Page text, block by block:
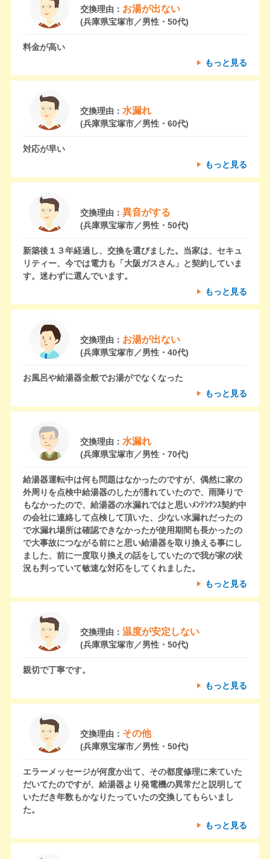
交換理由： お湯が出ない
(兵庫県宝塚市／男性・50代)
料金が高い
もっと見る
交換理由： 水漏れ
(兵庫県宝塚市／男性・60代)
対応が早い
もっと見る
交換理由： 異音がする
(兵庫県宝塚市／男性・50代)
新築後１３年経過し、交換を選びました。当家は、セキュ
リティー、今では電力も「大阪ガスさん」と契約していま
す。迷わずに選んでいます。
もっと見る
交換理由： お湯が出ない
(兵庫県宝塚市／男性・40代)
お風呂や給湯器全般でお湯がでなくなった
もっと見る
交換理由： 水漏れ
(兵庫県宝塚市／男性・70代)
給湯器運転中は何も問題はなかったのですが、偶然に家の
外周りを点検中給湯器のしたが濡れていたので、雨降りで
もなかったので、給湯器の水漏れではと思いﾒﾝﾃﾝﾅﾝｽ契約中
の会社に連絡して点検して頂いた、少ない水漏れだったの
で水漏れ場所は確認できなかったが使用期間も長かったの
で大事故につながる前にと思い給湯器を取り換える事にし
ました、前に一度取り換えの話をしていたので我が家の状
況も判っていて敏速な対応をしてくれました。
もっと見る
交換理由： 温度が安定しない
(兵庫県宝塚市／男性・50代)
親切で丁寧です。
もっと見る
交換理由： その他
(兵庫県宝塚市／男性・50代)
エラーメッセージが何度か出て、その都度修理に来ていた
だいてたのですが、給湯器より発電機の異常だと説明して
いただき年数もかなりたっていたの交換してもらいまし
た。
もっと見る